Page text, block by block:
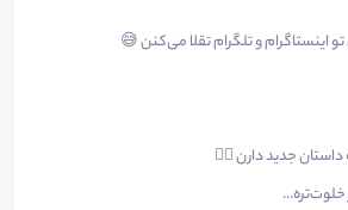
اینستاگرام و تلگرام تقلا می‌کنن 😅
جدید دارن 🤦‍♂️